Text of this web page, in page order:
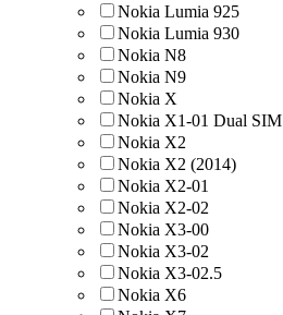
Nokia Lumia 925
Nokia Lumia 930
Nokia N8
Nokia N9
Nokia X
Nokia X1-01 Dual SIM
Nokia X2
Nokia X2 (2014)
Nokia X2-01
Nokia X2-02
Nokia X3-00
Nokia X3-02
Nokia X3-02.5
Nokia X6